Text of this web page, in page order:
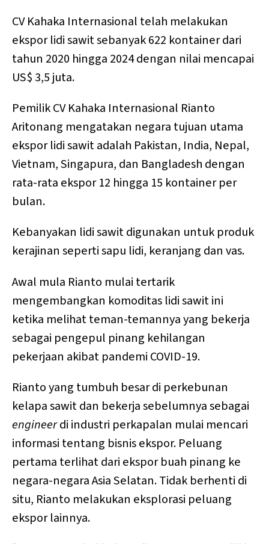
CV Kahaka Internasional telah melakukan
ekspor lidi sawit sebanyak 622 kontainer dari
tahun 2020 hingga 2024 dengan nilai mencapai
US$ 3,5 juta.
Pemilik CV Kahaka Internasional Rianto
Aritonang mengatakan negara tujuan utama
ekspor lidi sawit adalah Pakistan, India, Nepal,
Vietnam, Singapura, dan Bangladesh dengan
rata-rata ekspor 12 hingga 15 kontainer per
bulan.
Kebanyakan lidi sawit digunakan untuk produk
kerajinan seperti sapu lidi, keranjang dan vas.
Awal mula Rianto mulai tertarik
mengembangkan komoditas lidi sawit ini
ketika melihat teman-temannya yang bekerja
sebagai pengepul pinang kehilangan
pekerjaan akibat pandemi COVID-19.
Rianto yang tumbuh besar di perkebunan
kelapa sawit dan bekerja sebelumnya sebagai
engineerdi industri perkapalan mulai mencari
informasi tentang bisnis ekspor. Peluang
pertama terlihat dari ekspor buah pinang ke
negara-negara Asia Selatan. Tidak berhenti di
situ, Rianto melakukan eksplorasi peluang
ekspor lainnya.